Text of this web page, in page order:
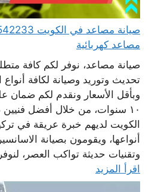
مصاعد كهربائية
صيانة مصاعد، نوفر لكم كافة
تحديث وتوريد وصيانة لكافة أنواع
وبأقل الأسعار ونقدم لكم ضمان
١٠ سنوات، من خلال أفضل
الكويت لديهم خبرة عريقة في
أنواعها، ويقومون بصيانة
وتقنيات حديثة تواكب العصر،
اقرأ المزيد